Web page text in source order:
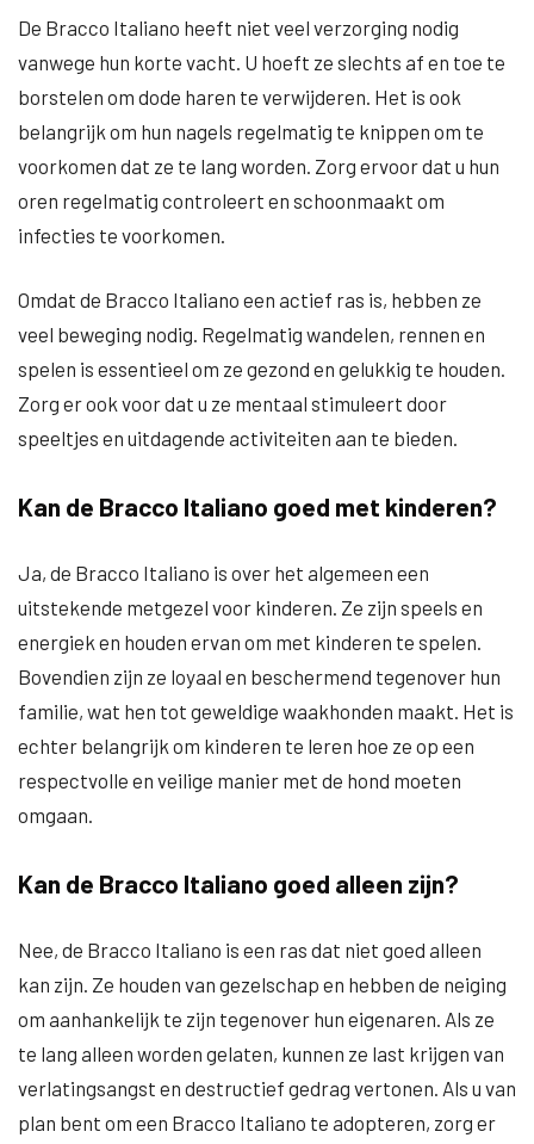
De Bracco Italiano heeft niet veel verzorging nodig
vanwege hun korte vacht. U hoeft ze slechts af en toe te
borstelen om dode haren te verwijderen. Het is ook
belangrijk om hun nagels regelmatig te knippen om te
voorkomen dat ze te lang worden. Zorg ervoor dat u hun
oren regelmatig controleert en schoonmaakt om
infecties te voorkomen.
Omdat de Bracco Italiano een actief ras is, hebben ze
veel beweging nodig. Regelmatig wandelen, rennen en
spelen is essentieel om ze gezond en gelukkig te houden.
Zorg er ook voor dat u ze mentaal stimuleert door
speeltjes en uitdagende activiteiten aan te bieden.
Kan de Bracco Italiano goed met kinderen?
Ja, de Bracco Italiano is over het algemeen een
uitstekende metgezel voor kinderen. Ze zijn speels en
energiek en houden ervan om met kinderen te spelen.
Bovendien zijn ze loyaal en beschermend tegenover hun
familie, wat hen tot geweldige waakhonden maakt. Het is
echter belangrijk om kinderen te leren hoe ze op een
respectvolle en veilige manier met de hond moeten
omgaan.
Kan de Bracco Italiano goed alleen zijn?
Nee, de Bracco Italiano is een ras dat niet goed alleen
kan zijn. Ze houden van gezelschap en hebben de neiging
om aanhankelijk te zijn tegenover hun eigenaren. Als ze
te lang alleen worden gelaten, kunnen ze last krijgen van
verlatingsangst en destructief gedrag vertonen. Als u van
plan bent om een Bracco Italiano te adopteren, zorg er